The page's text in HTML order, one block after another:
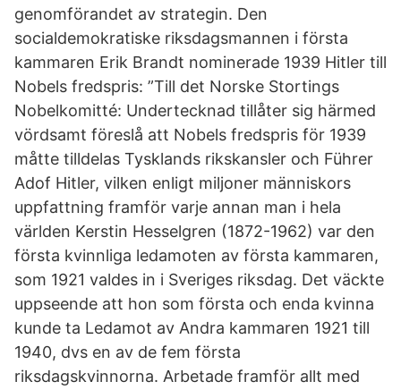
genomförandet av strategin. Den
socialdemokratiske riksdagsmannen i första
kammaren Erik Brandt nominerade 1939 Hitler till
Nobels fredspris: ”Till det Norske Stortings
Nobelkomitté: Undertecknad tillåter sig härmed
vördsamt föreslå att Nobels fredspris för 1939
måtte tilldelas Tysklands rikskansler och Führer
Adof Hitler, vilken enligt miljoner människors
uppfattning framför varje annan man i hela
världen Kerstin Hesselgren (1872-1962) var den
första kvinnliga ledamoten av första kammaren,
som 1921 valdes in i Sveriges riksdag. Det väckte
uppseende att hon som första och enda kvinna
kunde ta Ledamot av Andra kammaren 1921 till
1940, dvs en av de fem första
riksdagskvinnorna. Arbetade framför allt med